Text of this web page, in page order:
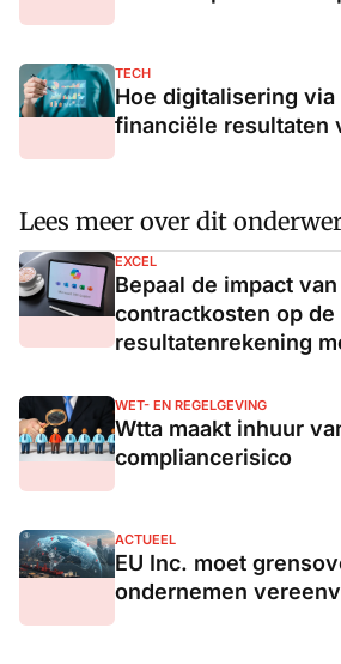
TECH
Hoe digitalisering
financiële resultaten
Lees meer over dit
EXCEL
Bepaal de impact
contractkosten op de
resultatenrekening
WET- EN REGELGEVING
Wtta maakt inhuur
compliancerisico
ACTUEEL
EU Inc. moet
ondernemen